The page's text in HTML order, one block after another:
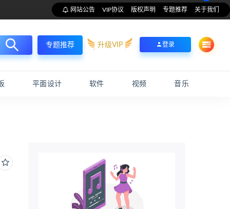
网站公告 VIP协议 版权声明 专题推荐 关于我们
专题推荐 升级VIP 登录
平面设计 软件 视频 音乐